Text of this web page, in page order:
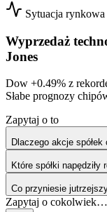
Sytuacja rynkowa
Wyprzedaż
Jones
Dow +0.49% z
Słabe prognozy
Zapytaj o to
Dlaczego akcje
Które spółki
Co przyniesie